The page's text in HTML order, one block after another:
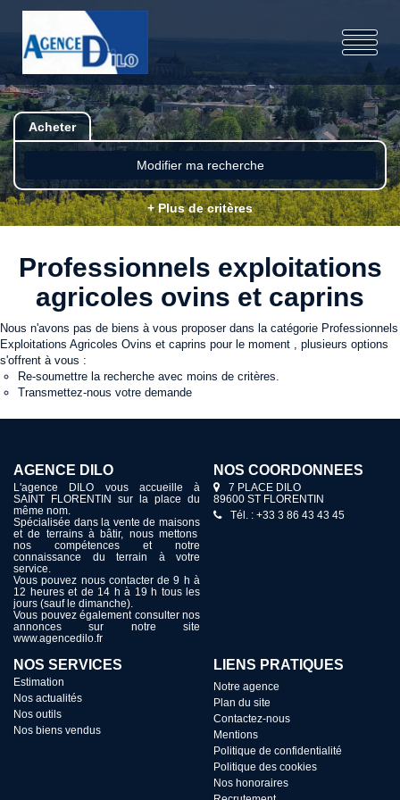
Acheter
Modifier ma recherche
+ Plus de critères
Professionnels exploitations
agricoles ovins et caprins
Nous n'avons pas de biens à vous proposer dans la catégorie Professionnels
Exploitations Agricoles Ovins et caprins pour le moment , plusieurs options
s'offrent à vous :
Re-soumettre la recherche avec moins de critères.
Transmettez-nous votre demande
AGENCE DILO
L'agence DILO vous accueille à
SAINT FLORENTIN sur la place du
même nom.
Spécialisée dans la vente de maisons
et de terrains à bâtir, nous mettons
nos compétences et notre
connaissance du terrain à votre
service.
Vous pouvez nous contacter de 9 h à
12 heures et de 14 h à 19 h tous les
jours (sauf le dimanche).
Vous pouvez également consulter nos
annonces sur notre site
www.agencedilo.fr
NOS COORDONNÉES
7 PLACE DILO
89600 ST FLORENTIN
Tél. : +33 3 86 43 43 45
NOS SERVICES
Estimation
Nos actualités
Nos outils
Nos biens vendus
LIENS PRATIQUES
Notre agence
Plan du site
Contactez-nous
Mentions
Politique de confidentialité
Politique des cookies
Nos honoraires